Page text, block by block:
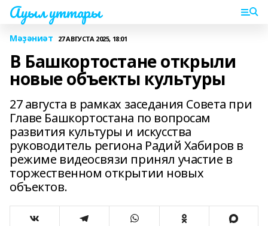
Ауыл уттары
Мәҙәниәт 27 АВГУСТА 2025, 18:01
В Башкортостане открыли
новые объекты культуры
27 августа в рамках заседания Совета при
Главе Башкортостана по вопросам
развития культуры и искусства
руководитель региона Радий Хабиров в
режиме видеосвязи принял участие в
торжественном открытии новых
объектов.